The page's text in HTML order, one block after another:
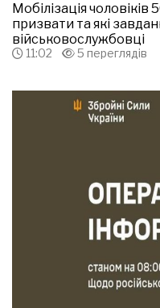
Мобілізація чоловіків
призвати та які
військовослужбовці
11:02 5 переглядів